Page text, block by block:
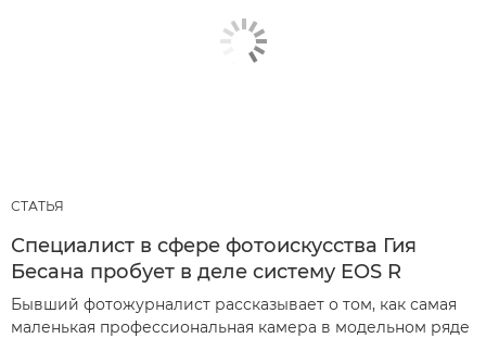
СТАТЬЯ
Специалист в сфере фотоискусства Гия
Бесана пробует в деле систему EOS R
Бывший фотожурналист рассказывает о том, как самая
маленькая профессиональная камера в модельном ряде